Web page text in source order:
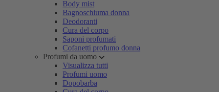
Body mist
Bagnoschiuma donna
Deodoranti
Cura del corpo
Saponi profumati
Cofanetti profumo donna
Profumi da uomo
Visualizza tutti
Profumi uomo
Dopobarba